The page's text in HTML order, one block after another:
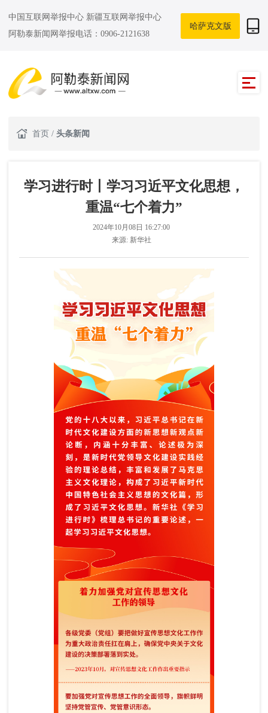
中国互联网举报中心 新疆互联网举报中心
阿勒泰新闻网举报电话：0906-2121638
哈萨克文版
首页 / 头条新闻
学习进行时丨学习习近平文化思想，
重温“七个着力”
2024年10月08日 16:27:00
来源: 新华社